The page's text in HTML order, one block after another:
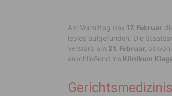
Am Vormittag des 17. Februar
leblos aufgefunden. Die
verstarb am 21. Februar,
anschließend ins Klinikum